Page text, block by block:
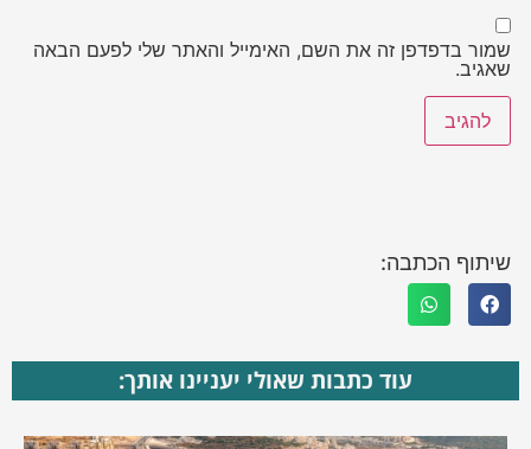
שמור בדפדפן זה את השם, האימייל והאתר שלי לפעם הבאה
שאגיב.
שיתוף הכתבה:
עוד כתבות שאולי יעניינו אותך: